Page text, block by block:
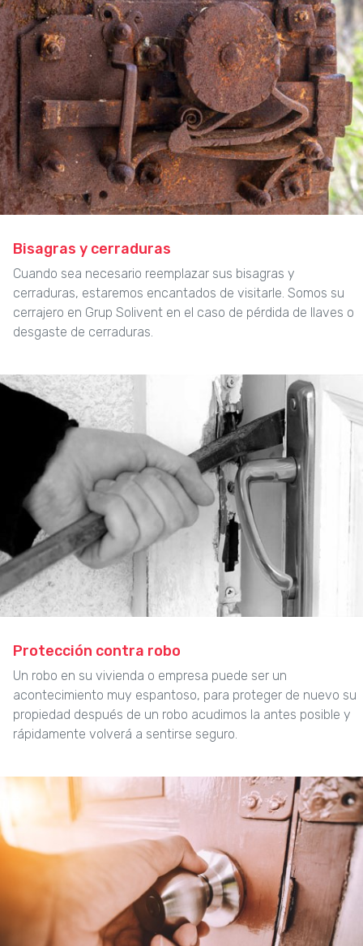
Bisagras y cerraduras
Cuando sea necesario reemplazar sus bisagras y
cerraduras, estaremos encantados de visitarle. Somos su
cerrajero en Grup Solivent en el caso de pérdida de llaves o
desgaste de cerraduras.
Protección contra robo
Un robo en su vivienda o empresa puede ser un
acontecimiento muy espantoso, para proteger de nuevo su
propiedad después de un robo acudimos la antes posible y
rápidamente volverá a sentirse seguro.